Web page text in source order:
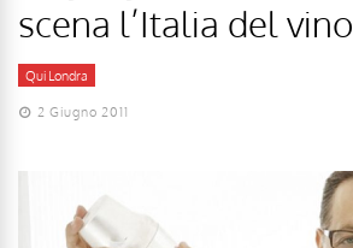
scena l’Italia del vino
Qui Londra
2 Giugno 2011